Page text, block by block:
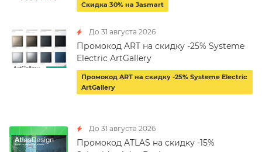
Скидка 30% на Jasmart
До 31 августа 2026
Промокод ART на скидку -25% Systeme
Electric ArtGallery
Промокод ART на скидку -25% Systeme Electric
ArtGallery
До 31 августа 2026
Промокод ATLAS на скидку -15%